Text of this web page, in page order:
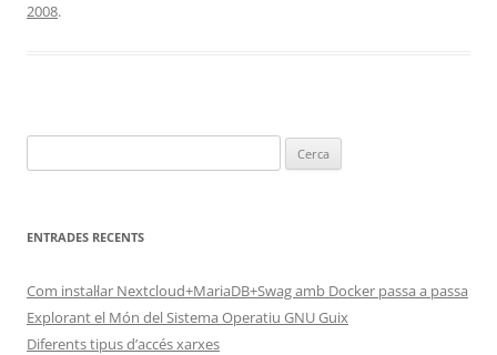
2008.
ENTRADES RECENTS
Com instal·lar Nextcloud+MariaDB+Swag amb Docker passa a passa
Explorant el Món del Sistema Operatiu GNU Guix
Diferents tipus d’accés xarxes